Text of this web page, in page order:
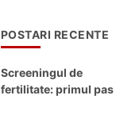
POSTARI RECENTE
Screeningul de
fertilitate: primul pas